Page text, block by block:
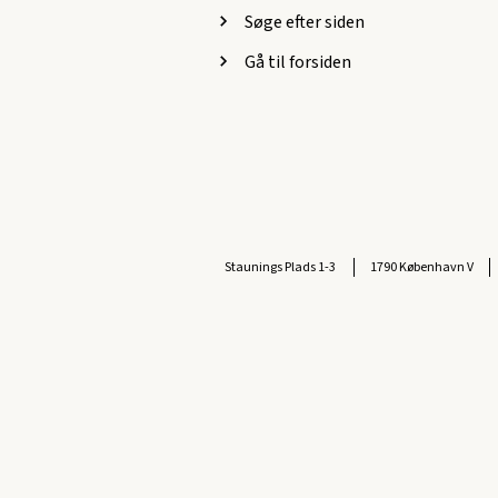
Søge efter siden
Gå til forsiden
Staunings Plads 1-3 1790 København V